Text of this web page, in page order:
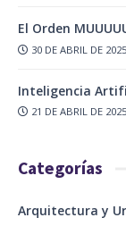
El Orden
30 DE ABRIL DE 2025
Inteligencia
21 DE ABRIL DE 2025
Categorías
Arquitectura y